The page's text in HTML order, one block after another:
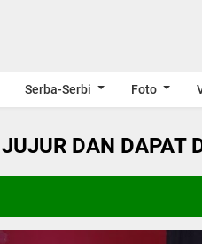
Serba-Serbi Foto
DAN DAPAT